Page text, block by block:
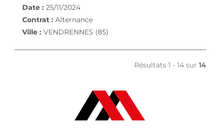
Date : 25/11/2024
Contrat : Alternance
Ville : VENDRENNES (85)
Résultats 1 - 14 sur 14